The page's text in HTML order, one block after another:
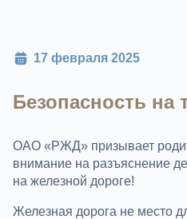
17 февраля 2025
Безопасность на
ОАО «РЖД» призывает
внимание на разъяснение
на железной дороге!
Железная дорога не место